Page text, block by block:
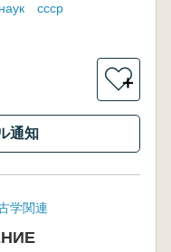
ссср
＋
通知
学関連